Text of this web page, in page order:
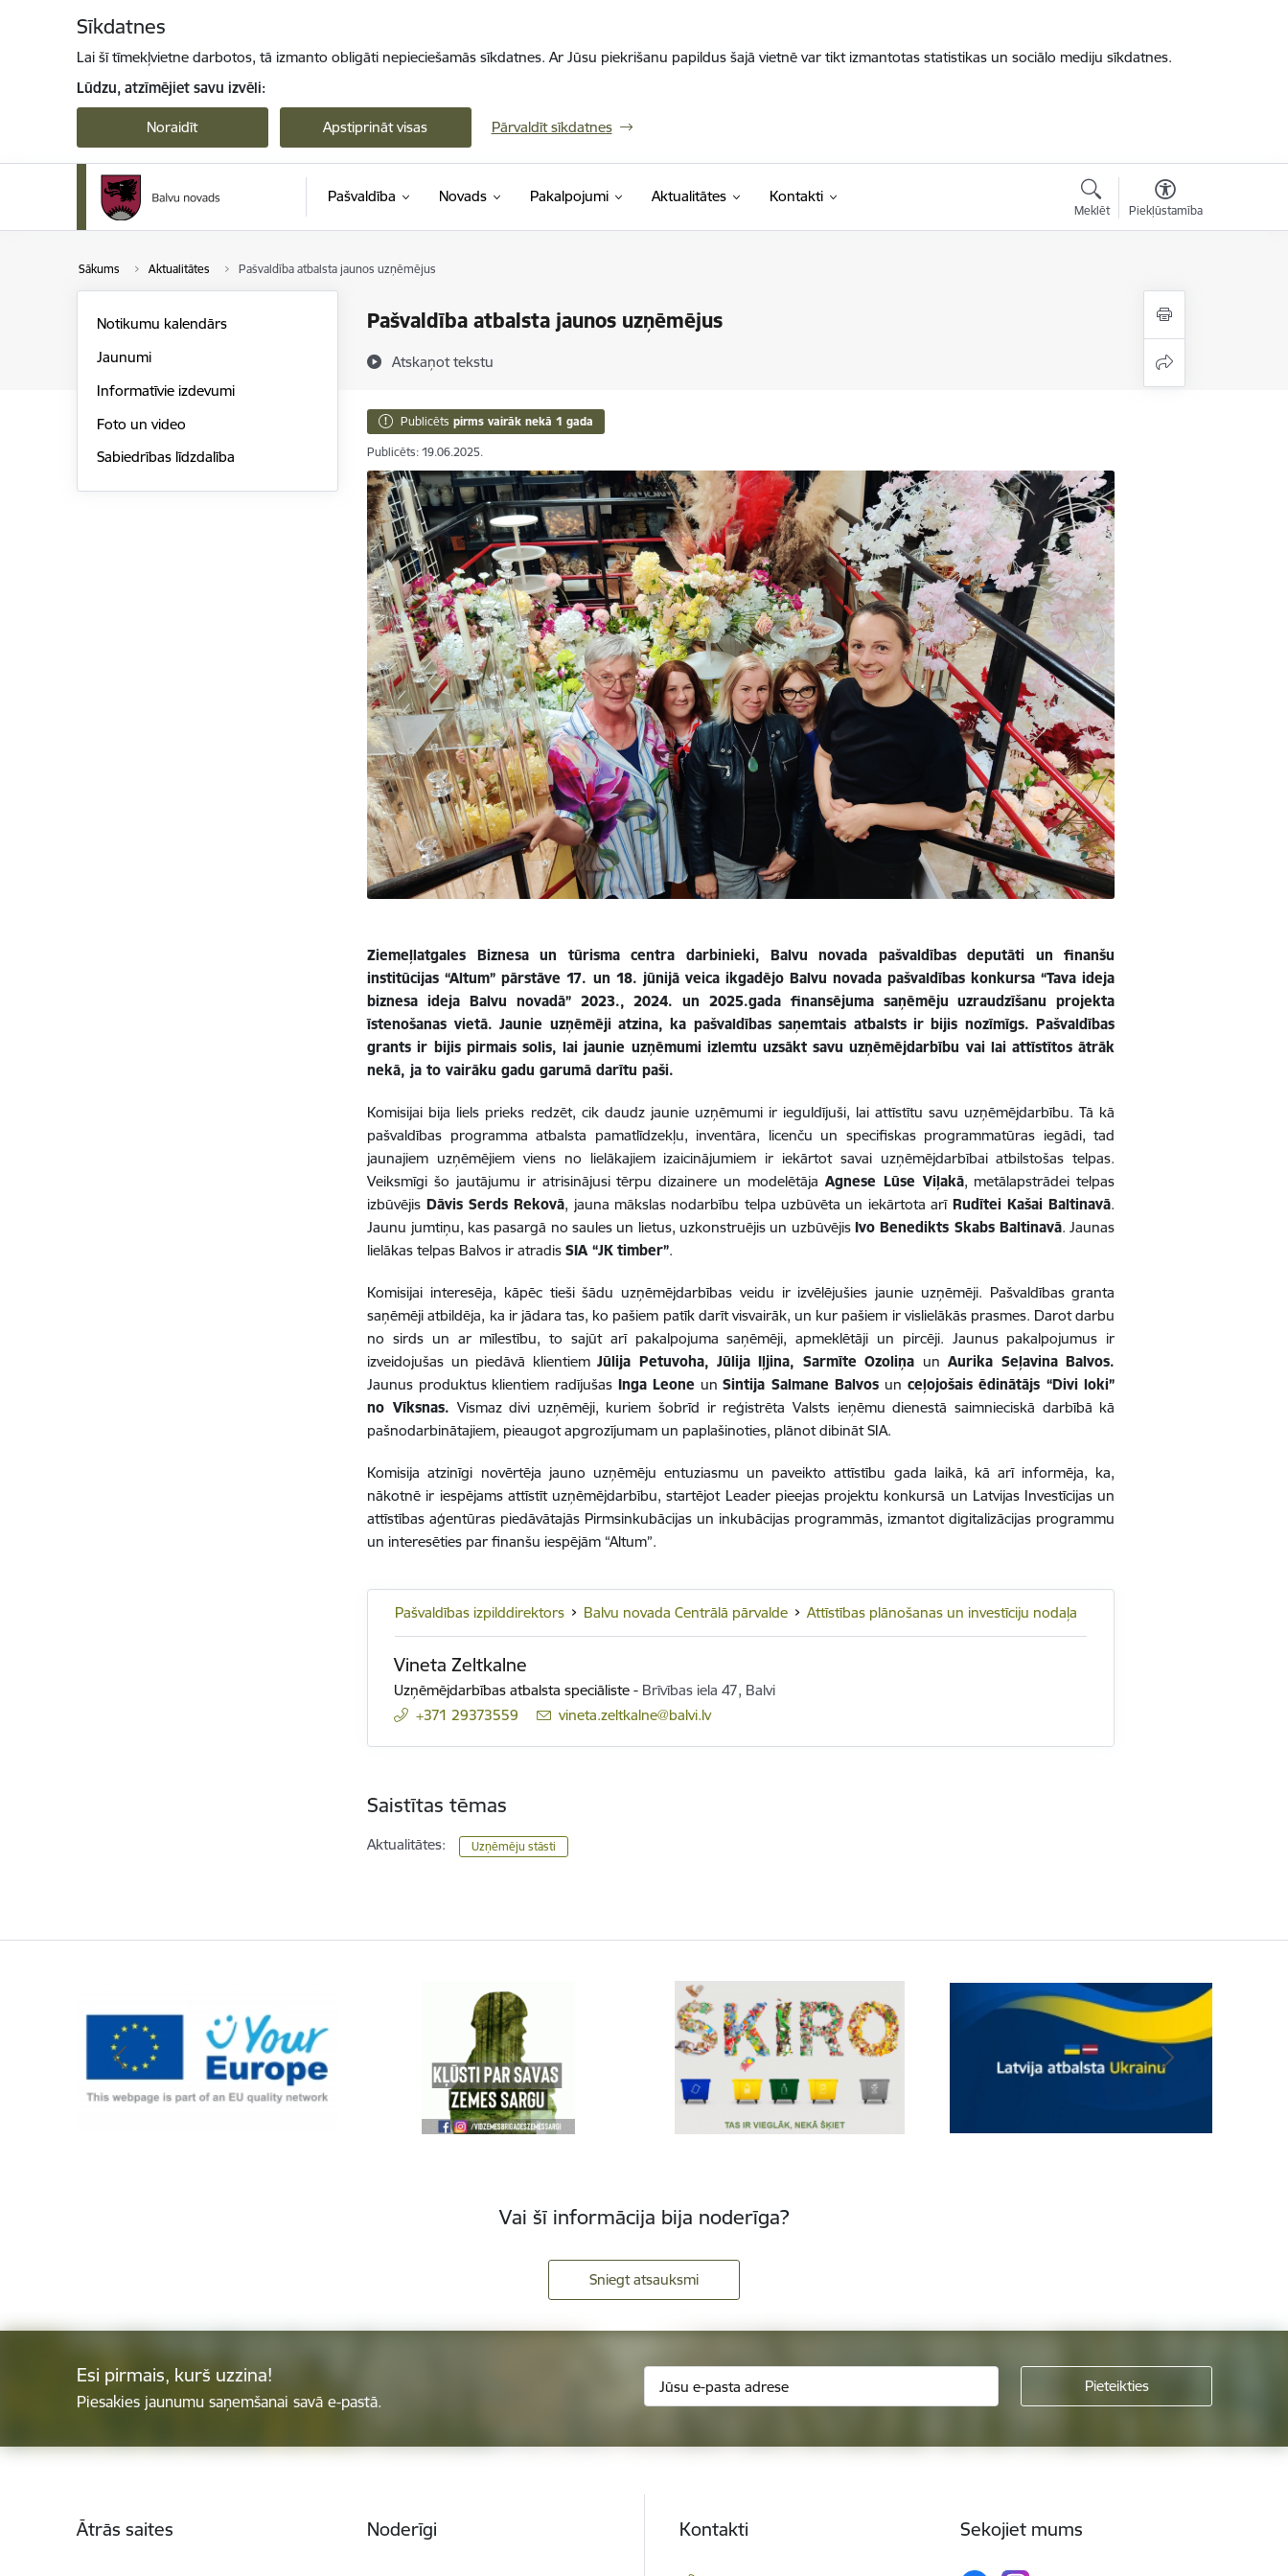
Sīkdatnes
Lai šī tīmekļvietne darbotos, tā izmanto obligāti nepieciešamās sīkdatnes. Ar Jūsu piekrišanu papildus šajā vietnē var tikt izmantotas statistikas un sociālo mediju sīkdatnes.
Lūdzu, atzīmējiet savu izvēli:
Noraidīt Apstiprināt visas Pārvaldīt sīkdatnes
Pašvaldība Novads Pakalpojumi Aktualitātes Kontakti
Meklēt Piekļūstamība
Sākums Aktualitātes Pašvaldība atbalsta jaunos uzņēmējus
Pašvaldība atbalsta jaunos uzņēmējus
Atskaņot tekstu
Notikumu kalendārs
Jaunumi
Informatīvie izdevumi
Foto un video
Sabiedrības līdzdalība
Publicēts pirms vairāk nekā 1 gada
Publicēts: 19.06.2025.
Ziemeļlatgales Biznesa un tūrisma centra darbinieki, Balvu novada pašvaldības deputāti un finanšu
institūcijas “Altum” pārstāve 17. un 18. jūnijā veica ikgadējo Balvu novada pašvaldības konkursa “Tava ideja
biznesa ideja Balvu novadā” 2023., 2024. un 2025.gada finansējuma saņēmēju uzraudzīšanu projekta
īstenošanas vietā. Jaunie uzņēmēji atzina, ka pašvaldības saņemtais atbalsts ir bijis nozīmīgs. Pašvaldības
grants ir bijis pirmais solis, lai jaunie uzņēmumi izlemtu uzsākt savu uzņēmējdarbību vai lai attīstītos ātrāk
nekā, ja to vairāku gadu garumā darītu paši.
Komisijai bija liels prieks redzēt, cik daudz jaunie uzņēmumi ir ieguldījuši, lai attīstītu savu uzņēmējdarbību. Tā kā
pašvaldības programma atbalsta pamatlīdzekļu, inventāra, licenču un specifiskas programmatūras iegādi, tad
jaunajiem uzņēmējiem viens no lielākajiem izaicinājumiem ir iekārtot savai uzņēmējdarbībai atbilstošas telpas.
Veiksmīgi šo jautājumu ir atrisinājusi tērpu dizainere un modelētāja Agnese Lūse Viļakā, metālapstrādei telpas
izbūvējis Dāvis Serds Rekovā, jauna mākslas nodarbību telpa uzbūvēta un iekārtota arī Rudītei Kašai Baltinavā.
Jaunu jumtiņu, kas pasargā no saules un lietus, uzkonstruējis un uzbūvējis Ivo Benedikts Skabs Baltinavā. Jaunas
lielākas telpas Balvos ir atradisSIA “JK timber”.
Komisijai interesēja, kāpēc tieši šādu uzņēmējdarbības veidu ir izvēlējušies jaunie uzņēmēji. Pašvaldības granta
saņēmēji atbildēja, ka ir jādara tas, ko pašiem patīk darīt visvairāk, un kur pašiem ir vislielākās prasmes. Darot darbu
no sirds un ar mīlestību, to sajūt arī pakalpojuma saņēmēji, apmeklētāji un pircēji. Jaunus pakalpojumus ir
izveidojušas un piedāvā klientiemJūlija Petuvoha, Jūlija Iļjina, Sarmīte Ozoliņa un Aurika Seļavina Balvos.
Jaunus produktus klientiem radījušas Inga Leone unSintija Salmane Balvos un ceļojošais ēdinātājs “Divi loki”
no Vīksnas. Vismaz divi uzņēmēji, kuriem šobrīd ir reģistrēta Valsts ieņēmu dienestā saimnieciskā darbībā kā
pašnodarbinātajiem, pieaugot apgrozījumam un paplašinoties, plānot dibināt SIA.
Komisija atzinīgi novērtēja jauno uzņēmēju entuziasmu un paveikto attīstību gada laikā, kā arī informēja, ka,
nākotnē ir iespējams attīstīt uzņēmējdarbību, startējot Leader pieejas projektu konkursā un Latvijas Investīcijas un
attīstības aģentūras piedāvātajās Pirmsinkubācijas un inkubācijas programmās, izmantot digitalizācijas programmu
un interesēties par finanšu iespējām “Altum”.
Pašvaldības izpilddirektors Balvu novada Centrālā pārvalde Attīstības plānošanas un investīciju nodaļa
Vineta Zeltkalne
Uzņēmējdarbības atbalsta speciāliste - Brīvības iela 47, Balvi
+371 29373559
E-pasts:
vineta.zeltkalne@balvi.lv
Saistītas tēmas
Aktualitātes: Uzņēmēju stāsti
Vai šī informācija bija noderīga?
Sniegt atsauksmi
Esi pirmais, kurš uzzina!
Piesakies jaunumu saņemšanai savā e-pastā.
Ātrās saites Noderīgi Kontakti Sekojiet mums